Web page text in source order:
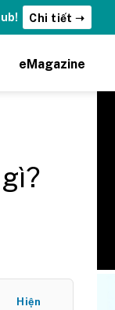
Chi tiết ➝
eMagazine
Hiện